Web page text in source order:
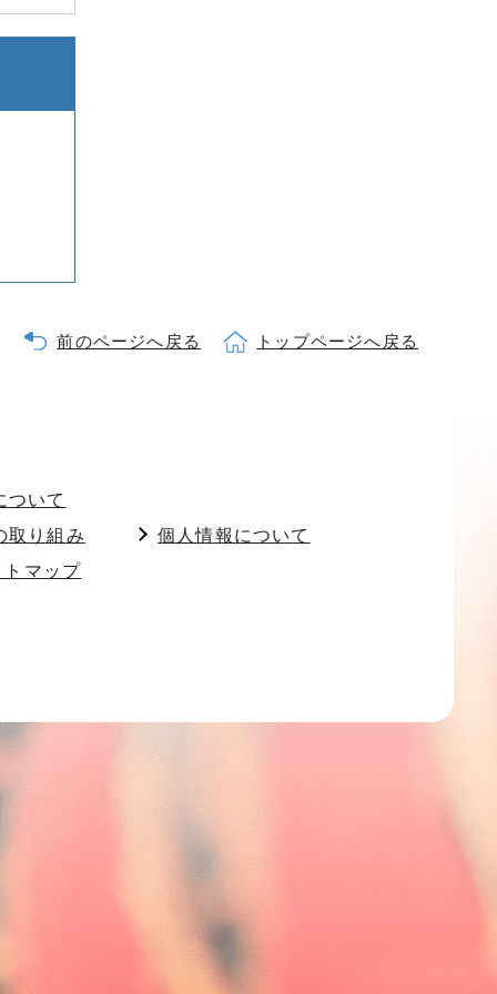
前のページへ戻る トップページへ戻る
ついて
取り組み
個人情報について
トマップ